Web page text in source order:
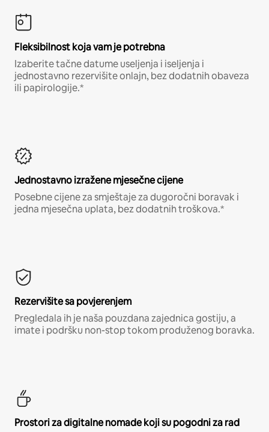
Fleksibilnost koja vam je potrebna
Izaberite tačne datume useljenja i iseljenja i
jednostavno rezervišite onlajn, bez dodatnih obaveza
ili papirologije.*
Jednostavno izražene mjesečne cijene
Posebne cijene za smještaje za dugoročni boravak i
jedna mjesečna uplata, bez dodatnih troškova.*
Rezervišite sa povjerenjem
Pregledala ih je naša pouzdana zajednica gostiju, a
imate i podršku non-stop tokom produženog boravka.
Prostori za digitalne nomade koji su pogodni za rad